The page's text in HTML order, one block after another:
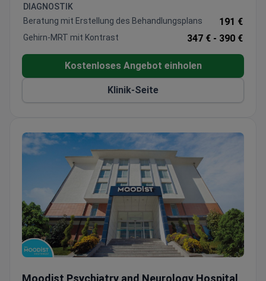
Jugendpsychologie, einschließlich EMDR und
Spieltherapie
Mehrsprachige Unterstützung und
JCI-Akkreditierung garantiert internationale
Gesundheitsstandards
DIAGNOSTIK
Beratung mit Erstellung des Behandlungsplans
191 €
Gehirn-MRT mit Kontrast 347 € - 390 €
Kostenloses Angebot einholen
Klinik-Seite